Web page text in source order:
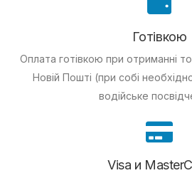
Готівкою
Оплата готівкою при отриманні
Новій Пошті (при собі
водійське
Visa и